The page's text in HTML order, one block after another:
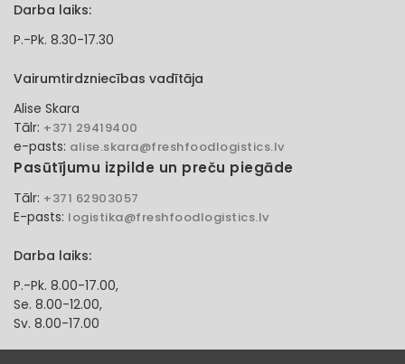
Darba laiks:
P.-Pk. 8.30-17.30
Vairumtirdzniecības vadītāja
Alise Skara
Tālr: +371 29419400
e-pasts: alise.skara@freshfoodlogistics.lv
Pasūtījumu izpilde un preču piegāde
Tālr: +371 62903057
E-pasts: logistika@freshfoodlogistics.lv
Darba laiks:
P.-Pk. 8.00-17.00,
Se. 8.00-12.00,
Sv. 8.00-17.00